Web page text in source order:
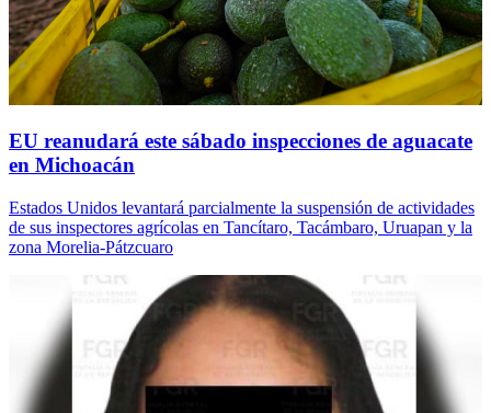
EU reanudará este sábado inspecciones de aguacate
en Michoacán
Estados Unidos levantará parcialmente la suspensión de actividades
de sus inspectores agrícolas en Tancítaro, Tacámbaro, Uruapan y la
zona Morelia-Pátzcuaro